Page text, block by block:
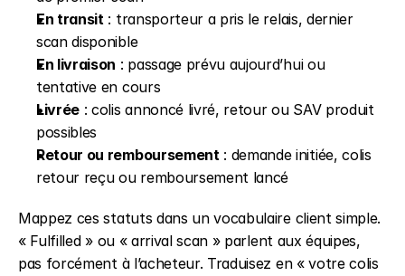
En transit : transporteur a pris le relais, dernier
scan disponible
En livraison : passage prévu aujourd’hui ou
tentative en cours
Livrée : colis annoncé livré, retour ou SAV produit
possibles
Retour ou remboursement : demande initiée, colis
retour reçu ou remboursement lancé
Mappez ces statuts dans un vocabulaire client simple.
« Fulfilled » ou « arrival scan » parlent aux équipes,
pas forcément à l’acheteur. Traduisez en « votre colis